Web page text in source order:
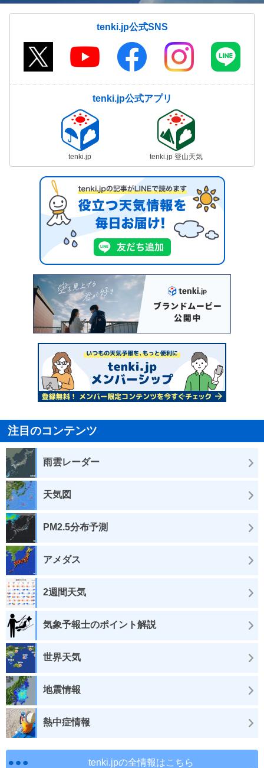
tenki.jp公式SNS
tenki.jp公式アプリ
tenki.jp tenki.jp 登山天気
注目のコンテンツ
雨雲レーダー
天気図
PM2.5分布予測
アメダス
2週間天気
気象予報士のポイント解説
世界天気
地震情報
熱中症情報
tenki.jpの全情報はこちら